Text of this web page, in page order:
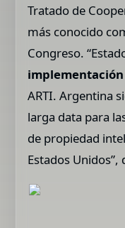
Tratado de
más conocido
Congreso.
ARTI. Argentina
larga data para
de propiedad
Estados